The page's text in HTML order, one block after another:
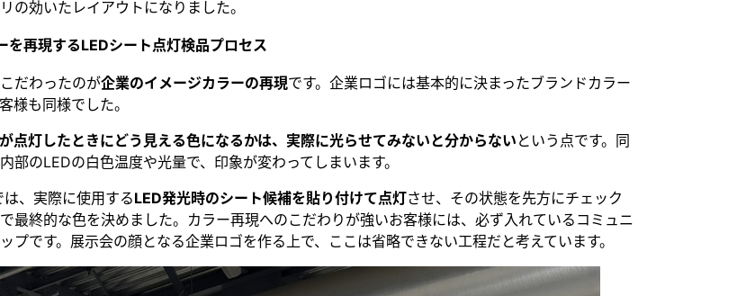
の効いたレイアウトになりました。
を再現するLEDシート点灯検品プロセス
だわったのが企業のイメージカラーの再現です。企業ロゴには基本的に決まったブランドカラー
様も同様でした。
点灯したときにどう見える色になるかは、実際に光らせてみないと分からない という点です。同
部のLEDの白色温度や光量で、印象が変わってしまいます。
、実際に使用するLED発光時のシート候補を貼り付けて点灯させ、その状態を先方にチェック
最終的な色を決めました。カラー再現へのこだわりが強いお客様には、必ず入れているコミュニ
プです。展示会の顔となる企業ロゴを作る上で、ここは省略できない工程だと考えています。